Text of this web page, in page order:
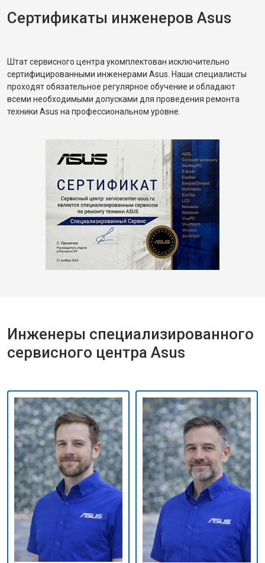
Сертификаты инженеров Asus
Штат сервисного центра укомплектован исключительно
сертифицированными инженерами Asus. Наши специалисты
проходят обязательное регулярное обучение и обладают
всеми необходимыми допусками для проведения ремонта
техники Asus на профессиональном уровне.
Инженеры специализированного
сервисного центра Asus